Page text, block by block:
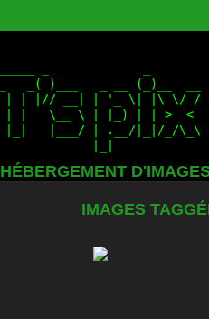
HÉBERGEMENT
IMAGES